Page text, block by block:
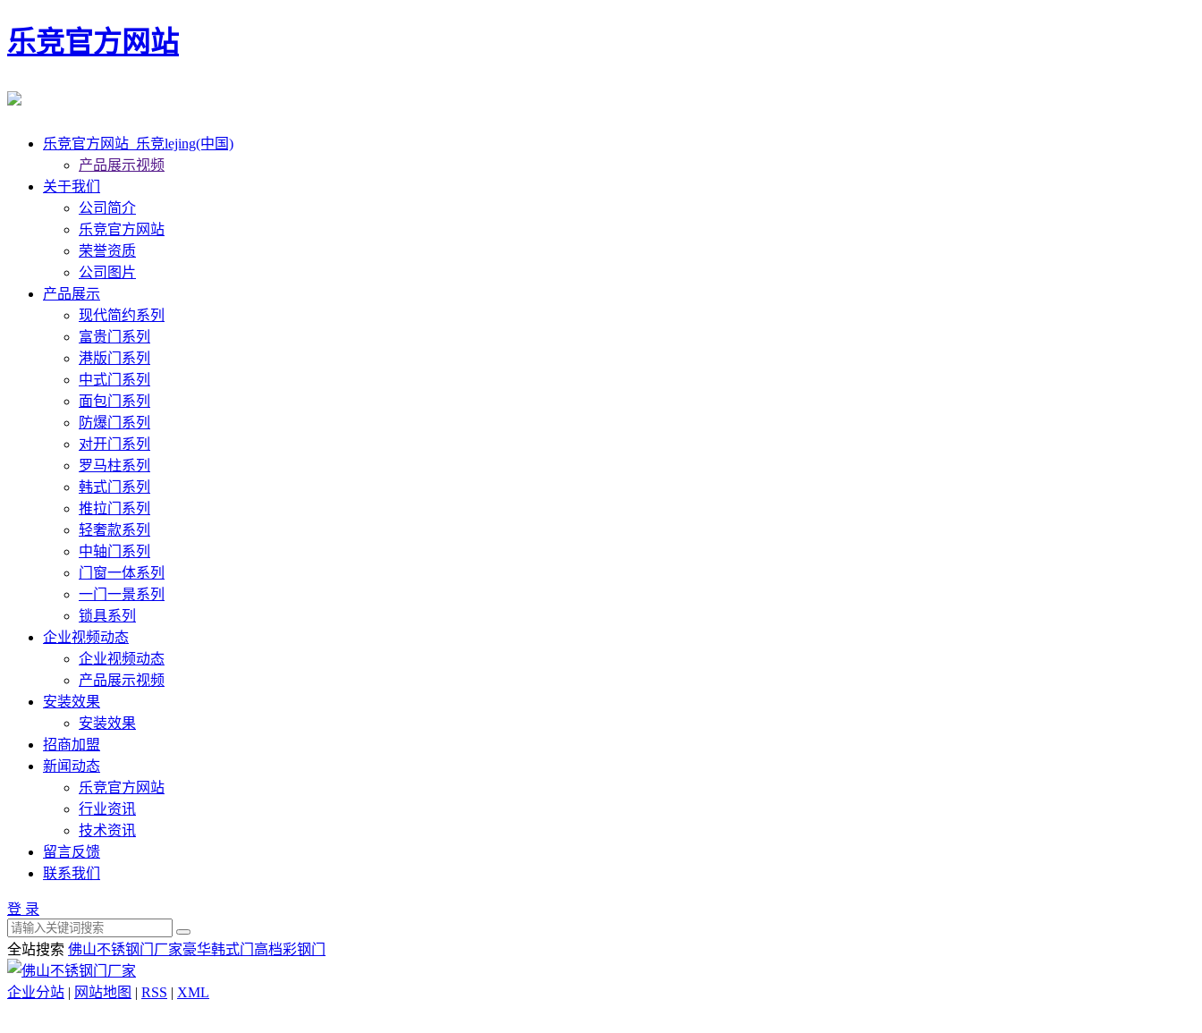
乐竞官方网站
乐竞官方网站_乐竞lejing(中国)
产品展示视频
关于我们
公司简介
乐竞官方网站
荣誉资质
公司图片
产品展示
现代简约系列
富贵门系列
港版门系列
中式门系列
面包门系列
防爆门系列
对开门系列
罗马柱系列
韩式门系列
推拉门系列
轻奢款系列
中轴门系列
门窗一体系列
一门一景系列
锁具系列
企业视频动态
企业视频动态
产品展示视频
安装效果
安装效果
招商加盟
新闻动态
乐竞官方网站
行业资讯
技术资讯
留言反馈
联系我们
登 录
全站搜索 佛山不锈钢门厂家豪华韩式门 高档彩钢门
企业分站 | 网站地图 | RSS | XML